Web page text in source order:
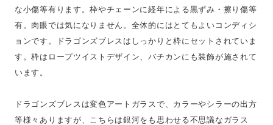
な小傷等有ります。枠やチェーンに経年による黒ずみ・擦り傷等
有。肉眼では気になりません。全体的にはとてもよいコンディシ
ョンです。ドラゴンズブレスはしっかりと枠にセットされていま
す。枠はロープツイストデザイン、バチカンにも装飾が施されて
います。
ドラゴンズブレスは変色アートガラスで、カラーやシラーの出方
等様々ありますが、こちらは銀河をも思わせる不思議なガラス